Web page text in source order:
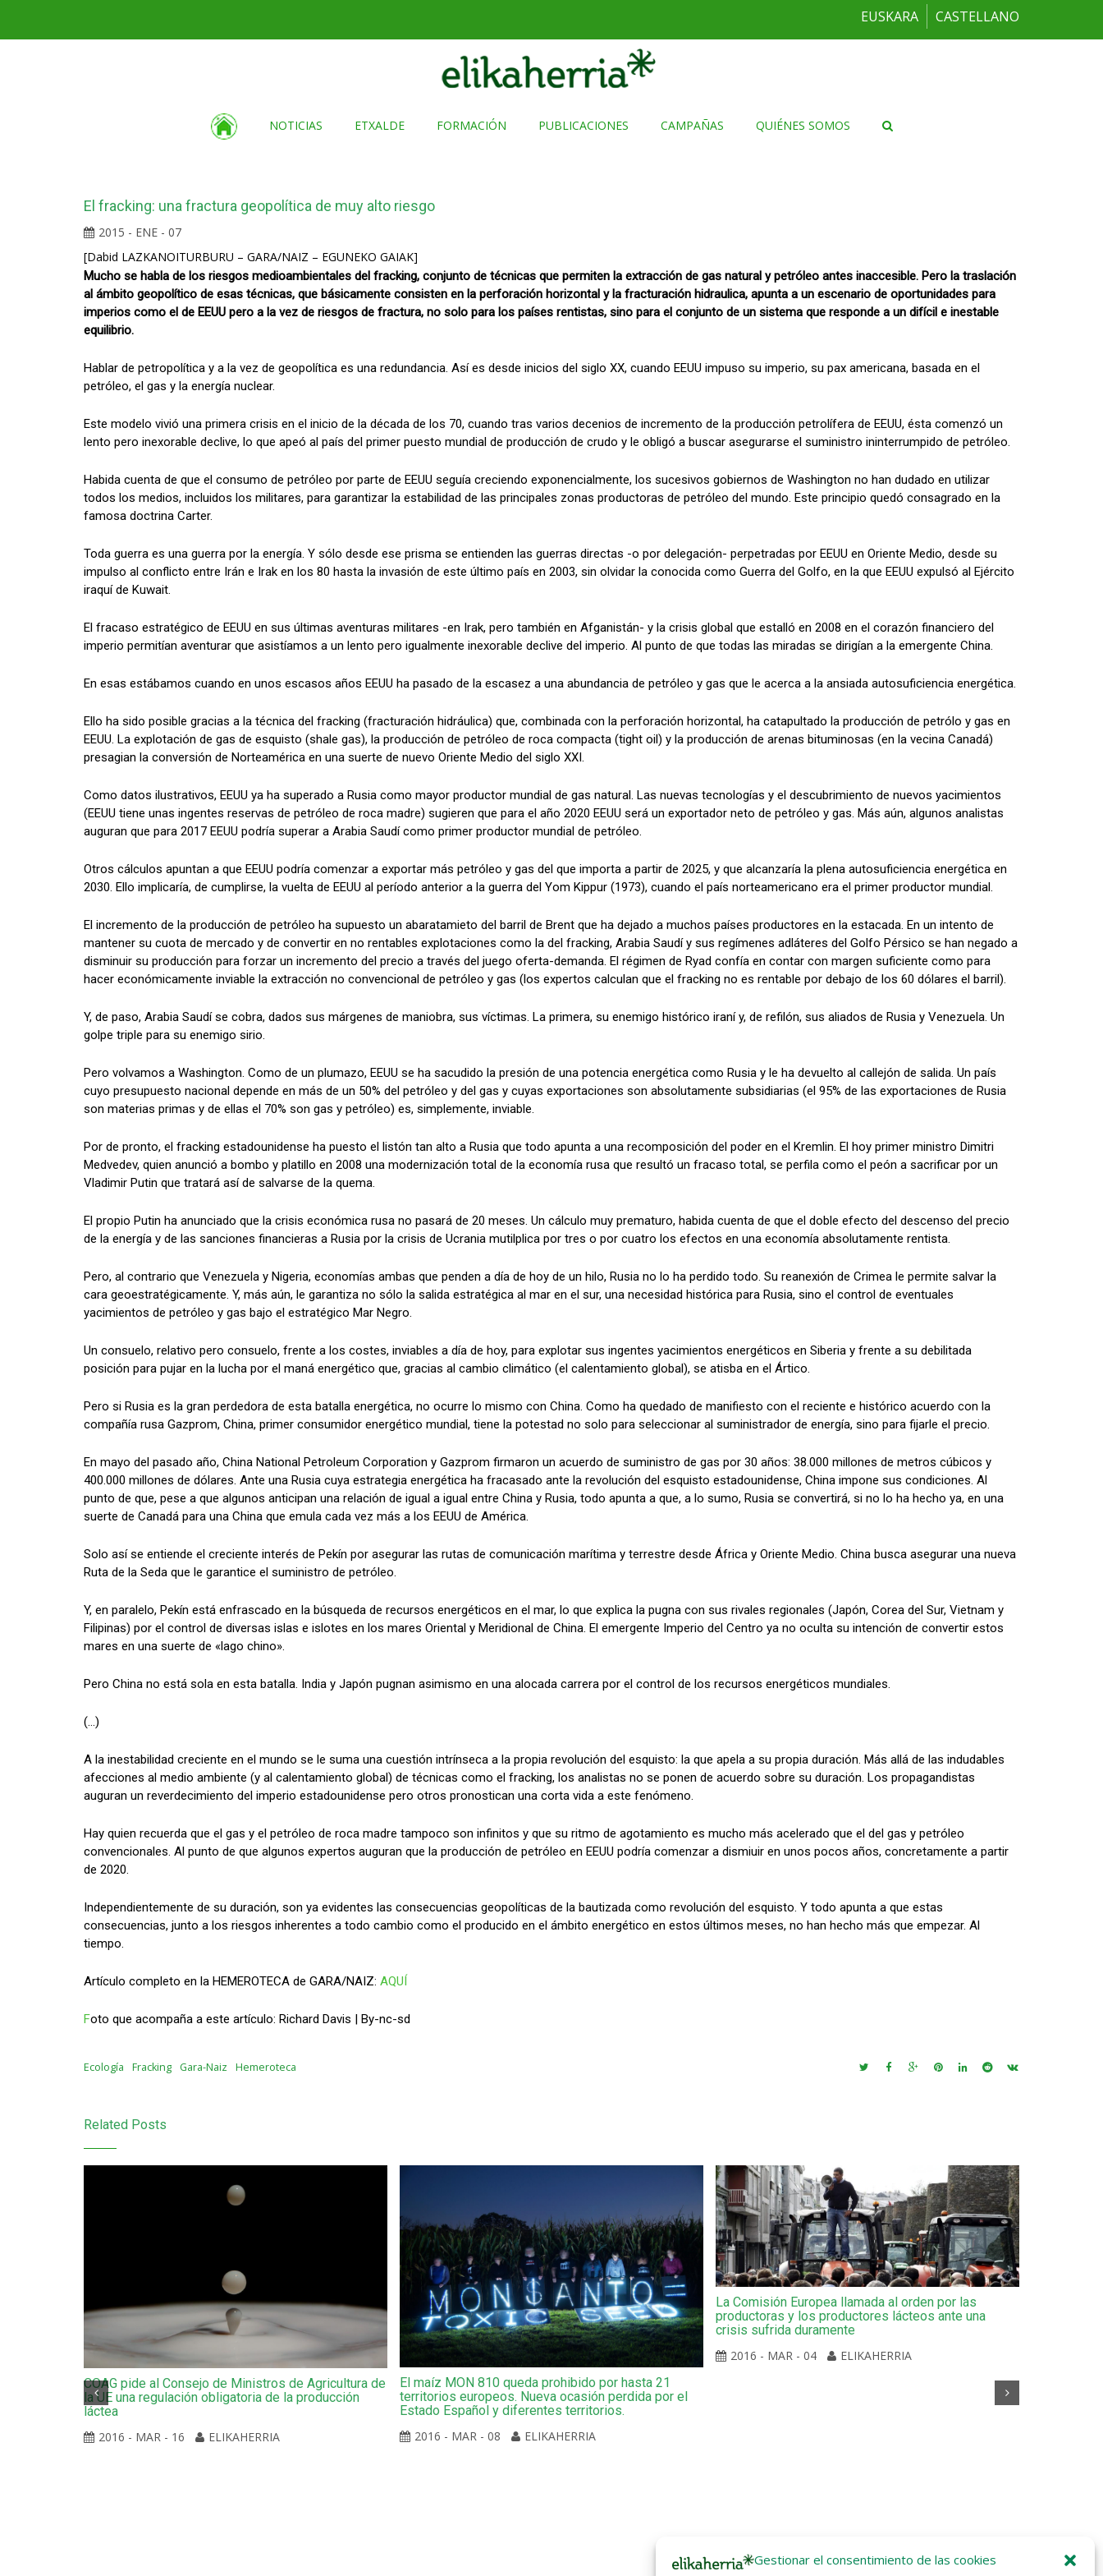
Gestionar el consentimiento de las cookies
EUSKARA CASTELLANO
NOTICIAS ETXALDE FORMACIÓN PUBLICACIONES CAMPAÑAS QUIÉNES SOMOS
El fracking: una fractura geopolítica de muy alto riesgo
2015 - ENE - 07
[Dabid LAZKANOITURBURU – GARA/NAIZ – EGUNEKO GAIAK]
Mucho se habla de los riesgos medioambientales del fracking, conjunto de técnicas que permiten la extracción de gas natural y petróleo antes inaccesible. Pero la traslación
al ámbito geopolítico de esas técnicas, que básicamente consisten en la perforación horizontal y la fracturación hidraulica, apunta a un escenario de oportunidades para
imperios como el de EEUU pero a la vez de riesgos de fractura, no solo para los países rentistas, sino para el conjunto de un sistema que responde a un difícil e inestable
equilibrio.
Hablar de petropolítica y a la vez de geopolítica es una redundancia. Así es desde inicios del siglo XX, cuando EEUU impuso su imperio, su pax americana, basada en el
petróleo, el gas y la energía nuclear.
Este modelo vivió una primera crisis en el inicio de la década de los 70, cuando tras varios decenios de incremento de la producción petrolífera de EEUU, ésta comenzó un
lento pero inexorable declive, lo que apeó al país del primer puesto mundial de producción de crudo y le obligó a buscar asegurarse el suministro ininterrumpido de petróleo.
Habida cuenta de que el consumo de petróleo por parte de EEUU seguía creciendo exponencialmente, los sucesivos gobiernos de Washington no han dudado en utilizar
todos los medios, incluidos los militares, para garantizar la estabilidad de las principales zonas productoras de petróleo del mundo. Este principio quedó consagrado en la
famosa doctrina Carter.
Toda guerra es una guerra por la energía. Y sólo desde ese prisma se entienden las guerras directas -o por delegación- perpetradas por EEUU en Oriente Medio, desde su
impulso al conflicto entre Irán e Irak en los 80 hasta la invasión de este último país en 2003, sin olvidar la conocida como Guerra del Golfo, en la que EEUU expulsó al Ejército
iraquí de Kuwait.
El fracaso estratégico de EEUU en sus últimas aventuras militares -en Irak, pero también en Afganistán- y la crisis global que estalló en 2008 en el corazón financiero del
imperio permitían aventurar que asistíamos a un lento pero igualmente inexorable declive del imperio. Al punto de que todas las miradas se dirigían a la emergente China.
En esas estábamos cuando en unos escasos años EEUU ha pasado de la escasez a una abundancia de petróleo y gas que le acerca a la ansiada autosuficiencia energética.
Ello ha sido posible gracias a la técnica del fracking (fracturación hidráulica) que, combinada con la perforación horizontal, ha catapultado la producción de petrólo y gas en
EEUU. La explotación de gas de esquisto (shale gas), la producción de petróleo de roca compacta (tight oil) y la producción de arenas bituminosas (en la vecina Canadá)
presagian la conversión de Norteamérica en una suerte de nuevo Oriente Medio del siglo XXI.
Como datos ilustrativos, EEUU ya ha superado a Rusia como mayor productor mundial de gas natural. Las nuevas tecnologías y el descubrimiento de nuevos yacimientos
(EEUU tiene unas ingentes reservas de petróleo de roca madre) sugieren que para el año 2020 EEUU será un exportador neto de petróleo y gas. Más aún, algunos analistas
auguran que para 2017 EEUU podría superar a Arabia Saudí como primer productor mundial de petróleo.
Otros cálculos apuntan a que EEUU podría comenzar a exportar más petróleo y gas del que importa a partir de 2025, y que alcanzaría la plena autosuficiencia energética en
2030. Ello implicaría, de cumplirse, la vuelta de EEUU al período anterior a la guerra del Yom Kippur (1973), cuando el país norteamericano era el primer productor mundial.
El incremento de la producción de petróleo ha supuesto un abaratamieto del barril de Brent que ha dejado a muchos países productores en la estacada. En un intento de
mantener su cuota de mercado y de convertir en no rentables explotaciones como la del fracking, Arabia Saudí y sus regímenes adláteres del Golfo Pérsico se han negado a
disminuir su producción para forzar un incremento del precio a través del juego oferta-demanda. El régimen de Ryad confía en contar con margen suficiente como para
hacer económicamente inviable la extracción no convencional de petróleo y gas (los expertos calculan que el fracking no es rentable por debajo de los 60 dólares el barril).
Y, de paso, Arabia Saudí se cobra, dados sus márgenes de maniobra, sus víctimas. La primera, su enemigo histórico iraní y, de refilón, sus aliados de Rusia y Venezuela. Un
golpe triple para su enemigo sirio.
Pero volvamos a Washington. Como de un plumazo, EEUU se ha sacudido la presión de una potencia energética como Rusia y le ha devuelto al callejón de salida. Un país
cuyo presupuesto nacional depende en más de un 50% del petróleo y del gas y cuyas exportaciones son absolutamente subsidiarias (el 95% de las exportaciones de Rusia
son materias primas y de ellas el 70% son gas y petróleo) es, simplemente, inviable.
Por de pronto, el fracking estadounidense ha puesto el listón tan alto a Rusia que todo apunta a una recomposición del poder en el Kremlin. El hoy primer ministro Dimitri
Medvedev, quien anunció a bombo y platillo en 2008 una modernización total de la economía rusa que resultó un fracaso total, se perfila como el peón a sacrificar por un
Vladimir Putin que tratará así de salvarse de la quema.
El propio Putin ha anunciado que la crisis económica rusa no pasará de 20 meses. Un cálculo muy prematuro, habida cuenta de que el doble efecto del descenso del precio
de la energía y de las sanciones financieras a Rusia por la crisis de Ucrania mutilplica por tres o por cuatro los efectos en una economía absolutamente rentista.
Pero, al contrario que Venezuela y Nigeria, economías ambas que penden a día de hoy de un hilo, Rusia no lo ha perdido todo. Su reanexión de Crimea le permite salvar la
cara geoestratégicamente. Y, más aún, le garantiza no sólo la salida estratégica al mar en el sur, una necesidad histórica para Rusia, sino el control de eventuales
yacimientos de petróleo y gas bajo el estratégico Mar Negro.
Un consuelo, relativo pero consuelo, frente a los costes, inviables a día de hoy, para explotar sus ingentes yacimientos energéticos en Siberia y frente a su debilitada
posición para pujar en la lucha por el maná energético que, gracias al cambio climático (el calentamiento global), se atisba en el Ártico.
Pero si Rusia es la gran perdedora de esta batalla energética, no ocurre lo mismo con China. Como ha quedado de manifiesto con el reciente e histórico acuerdo con la
compañía rusa Gazprom, China, primer consumidor energético mundial, tiene la potestad no solo para seleccionar al suministrador de energía, sino para fijarle el precio.
En mayo del pasado año, China National Petroleum Corporation y Gazprom firmaron un acuerdo de suministro de gas por 30 años: 38.000 millones de metros cúbicos y
400.000 millones de dólares. Ante una Rusia cuya estrategia energética ha fracasado ante la revolución del esquisto estadounidense, China impone sus condiciones. Al
punto de que, pese a que algunos anticipan una relación de igual a igual entre China y Rusia, todo apunta a que, a lo sumo, Rusia se convertirá, si no lo ha hecho ya, en una
suerte de Canadá para una China que emula cada vez más a los EEUU de América.
Solo así se entiende el creciente interés de Pekín por asegurar las rutas de comunicación marítima y terrestre desde África y Oriente Medio. China busca asegurar una nueva
Ruta de la Seda que le garantice el suministro de petróleo.
Y, en paralelo, Pekín está enfrascado en la búsqueda de recursos energéticos en el mar, lo que explica la pugna con sus rivales regionales (Japón, Corea del Sur, Vietnam y
Filipinas) por el control de diversas islas e islotes en los mares Oriental y Meridional de China. El emergente Imperio del Centro ya no oculta su intención de convertir estos
mares en una suerte de «lago chino».
Pero China no está sola en esta batalla. India y Japón pugnan asimismo en una alocada carrera por el control de los recursos energéticos mundiales.
(…)
A la inestabilidad creciente en el mundo se le suma una cuestión intrínseca a la propia revolución del esquisto: la que apela a su propia duración. Más allá de las indudables
afecciones al medio ambiente (y al calentamiento global) de técnicas como el fracking, los analistas no se ponen de acuerdo sobre su duración. Los propagandistas
auguran un reverdecimiento del imperio estadounidense pero otros pronostican una corta vida a este fenómeno.
Hay quien recuerda que el gas y el petróleo de roca madre tampoco son infinitos y que su ritmo de agotamiento es mucho más acelerado que el del gas y petróleo
convencionales. Al punto de que algunos expertos auguran que la producción de petróleo en EEUU podría comenzar a dismiuir en unos pocos años, concretamente a partir
de 2020.
Independientemente de su duración, son ya evidentes las consecuencias geopolíticas de la bautizada como revolución del esquisto. Y todo apunta a que estas
consecuencias, junto a los riesgos inherentes a todo cambio como el producido en el ámbito energético en estos últimos meses, no han hecho más que empezar. Al
tiempo.
Artículo completo en la HEMEROTECA de GARA/NAIZ: AQUÍ
Foto que acompaña a este artículo: Richard Davis | By-nc-sd
Ecología Fracking Gara-Naiz Hemeroteca
Related Posts
COAG pide al Consejo de Ministros de Agricultura de
la UE una regulación obligatoria de la producción
láctea
2016 - MAR - 16
ELIKAHERRIA
El maíz MON 810 queda prohibido por hasta 21
territorios europeos. Nueva ocasión perdida por el
Estado Español y diferentes territorios.
2016 - MAR - 08
ELIKAHERRIA
La Comisión Europea llamada al orden por las
productoras y los productores lácteos ante una
crisis sufrida duramente
2016 - MAR - 04
ELIKAHERRIA